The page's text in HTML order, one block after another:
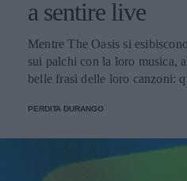
a sentire live
Mentre The Oasis si
sui palchi con la loro musica,
belle frasi delle loro canzoni:
PERDITA DURANGO